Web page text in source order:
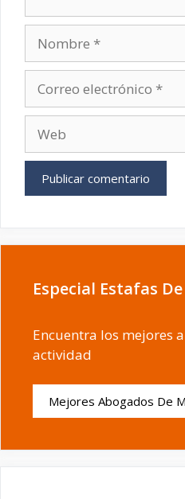
electrónico
Especial Estafas
Encuentra los mejores
actividad
Mejores Abogados De